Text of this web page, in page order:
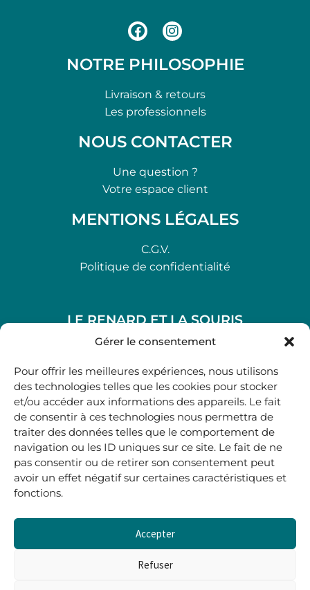
Gérer le consentement
Pour offrir les meilleures expériences, nous utilisons
des technologies telles que les cookies pour stocker
et/ou accéder aux informations des appareils. Le fait
de consentir à ces technologies nous permettra de
traiter des données telles que le comportement de
navigation ou les ID uniques sur ce site. Le fait de ne
pas consentir ou de retirer son consentement peut
avoir un effet négatif sur certaines caractéristiques et
fonctions.
Accepter
Refuser
NOTRE PHILOSOPHIE
Livraison & retours
Les professionnels
NOUS CONTACTER
Une question ?
Votre espace client
MENTIONS LÉGALES
C.G.V.
Politique de confidentialité
LE RENARD ET LA SOURIS
48, rue Maubec 33210 LANGON
05 40 41 37 18
.
MARDI AU SAMEDI
10H00-12H45 | 14H00 -19H00
boutique@lerenardetlasouris.com